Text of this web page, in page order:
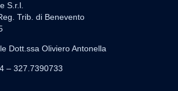
S.r.l.
Trib. di Benevento
Dott.ssa Oliviero Antonella
– 327.7390733